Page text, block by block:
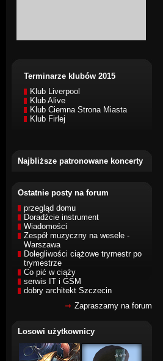
Terminarze klubów 2015
Klub Liverpool
Klub Alive
Klub Ciemna Strona Miasta
Klub Firlej
Najbliższe patronowane koncerty
Ostatnie posty na forum
przegląd domu
Doradźcie instrument
Wiadomości
Zespół muzyczny na wesele -
Warszawa
Dolegliwości ciążowe trymestr po
trymestrze
Co pić w ciąży
serwis IT i GSM
dobry architekt Szczecin
Zapraszamy na forum
Losowi użytkownicy